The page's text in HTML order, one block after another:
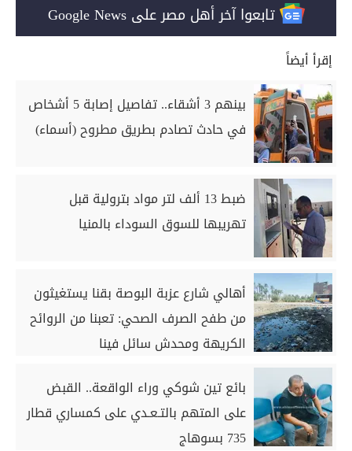
تابعوا آخر أهل مصر على Google News
إقرأ أيضاً
بينهم 3 أشقاء.. تفاصيل إصابة 5 أشخاص
في حادث تصادم بطريق مطروح (أسماء)
ضبط 13 ألف لتر مواد بترولية قبل
تهريبها للسوق السوداء بالمنيا
أهالي شارع عزبة البوصة بقنا يستغيثون
من طفح الصرف الصحي: تعبنا من الروائح
الكريهة ومحدش سائل فينا
بائع تين شوكي وراء الواقعة.. القبض
على المتهم بالتـعـدي على كمساري قطار
735 بسوهاج